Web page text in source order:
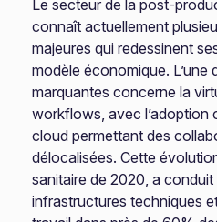
Le secteur de la post-
connaît actuellement
majeures qui redessinent
modèle économique. L’une
marquantes concerne la
workflows, avec l’adoption
cloud permettant des
délocalisées. Cette
sanitaire de 2020, a
infrastructures techniques